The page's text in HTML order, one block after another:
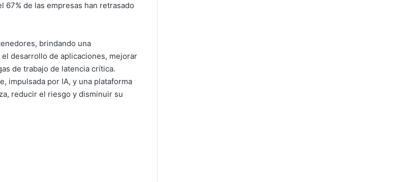
67% de las empresas han retrasado
brindando una
desarrollo de aplicaciones, mejorar
de trabajo de latencia crítica.
impulsada por IA, y una plataforma
reducir el riesgo y disminuir su